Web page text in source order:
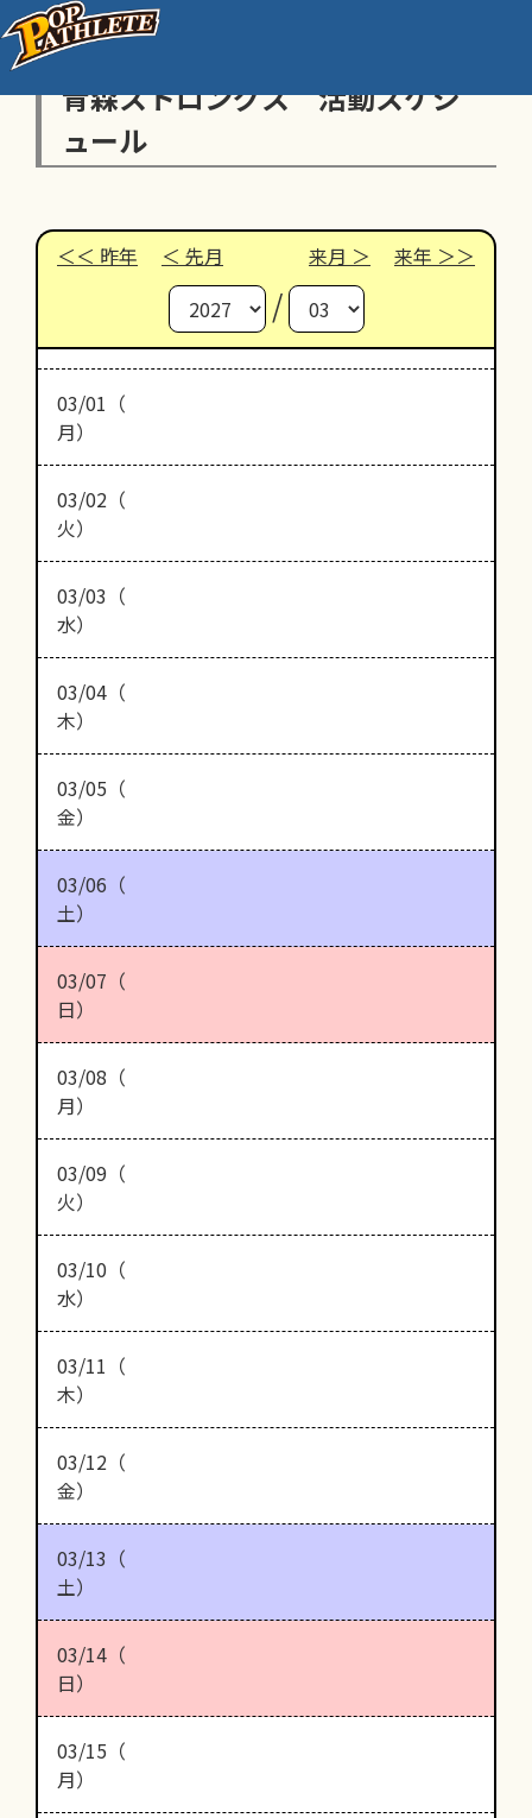
青森ストロングス 活動スケジ
ュール
昨年 先月 来月 来年
/
03/01（
月）
03/02（
火）
03/03（
水）
03/04（
木）
03/05（
金）
03/06（
土）
03/07（
日）
03/08（
月）
03/09（
火）
03/10（
水）
03/11（
木）
03/12（
金）
03/13（
土）
03/14（
日）
03/15（
月）